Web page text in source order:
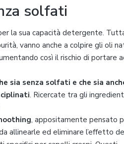
solfati
la sua capacità detergente.
vanno anche a colpire gli oli
così il rischio di portare
sia senza solfati e che sia
. Ricercate tra gli
, appositamente pensato
allinearle ed eliminare l’effetto